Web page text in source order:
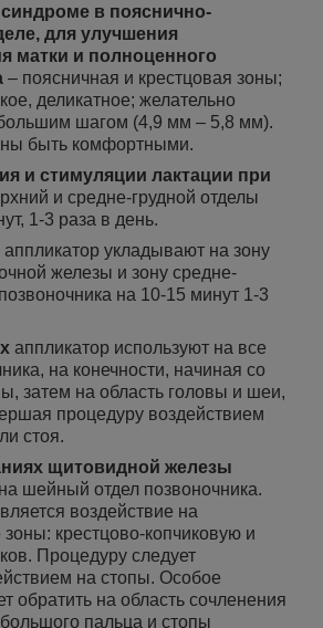
в пояснично-
для улучшения
матки и полноценного
– поясничная и крестцовая зоны;
деликатное; желательно
шагом (4,9 мм – 5,8 мм).
быть комфортными.
и стимуляции лактации при
и средне-грудной отделы
1-3 раза в день.
аппликатор укладывают на зону
железы и зону средне-
на 10-15 минут 1-3
аппликатор используют на все
на конечности, начиная со
затем на область головы и шеи,
процедуру воздействием
стоя.
щитовидной железы
шейный отдел позвоночника.
воздействие на
крестцово-копчиковую и
Процедуру следует
на стопы. Особое
обратить на область сочленения
пальца и стопы